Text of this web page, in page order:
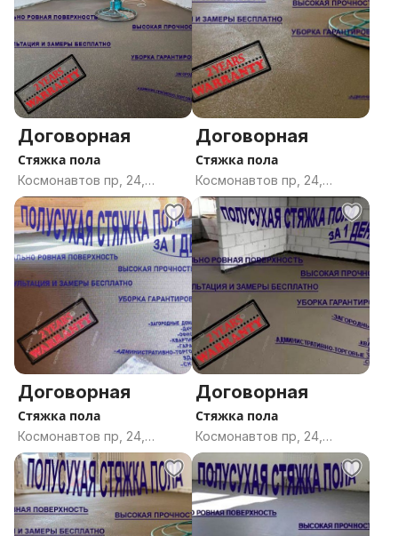
Договорная
Стяжка пола
Космонавтов пр, 24,
Гомель, Гомельская
область
Договорная
Стяжка пола
Космонавтов пр, 24,
Гомель, Гомельская
область
Договорная
Стяжка пола
Космонавтов пр, 24,
Гомель, Гомельская
область
Договорная
Стяжка пола
Космонавтов пр, 24,
Гомель, Гомельская
область